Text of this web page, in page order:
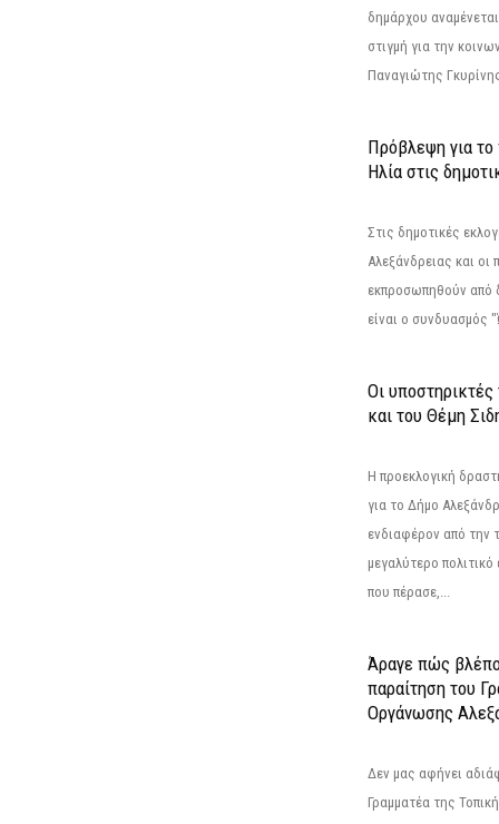
δημάρχου
στιγμή για την
Παναγιώτης
Πρόβλεψη για
Ηλία στις
Στις δημοτικές
Αλεξάνδρειας και οι
εκπροσωπηθούν από
είναι ο συνδυασμός
Οι
και του Θέμη
Η προεκλογική
για το Δήμο
ενδιαφέρον από την
μεγαλύτερο
που πέρασε,...
Άραγε πώς
παραίτηση του
Οργάνωσης
Δεν μας αφήνει
Γραμματέα της